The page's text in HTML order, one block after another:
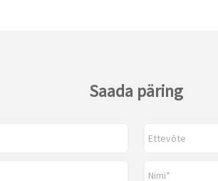
Saada päring